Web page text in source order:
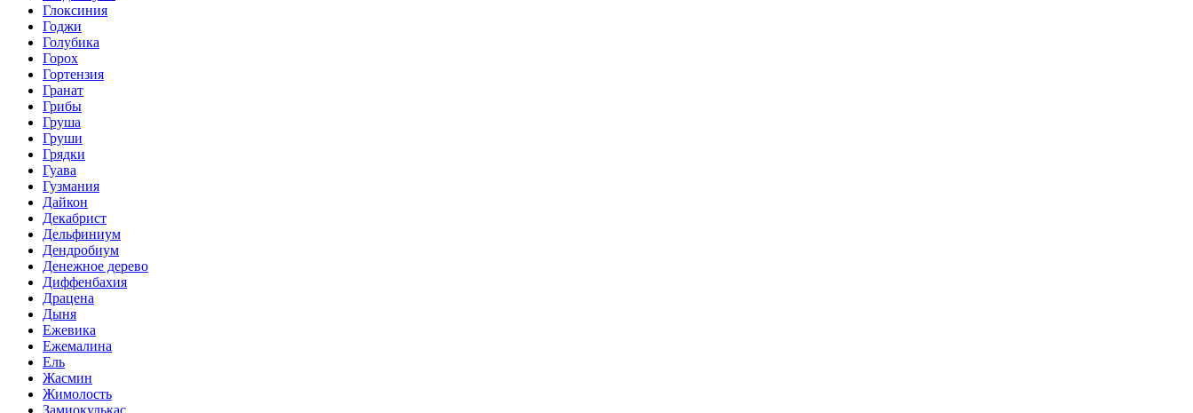
Глоксиния
Годжи
Голубика
Горох
Гортензия
Гранат
Грибы
Груша
Груши
Грядки
Гуава
Гузмания
Дайкон
Декабрист
Дельфиниум
Дендробиум
Денежное дерево
Диффенбахия
Драцена
Дыня
Ежевика
Ежемалина
Ель
Жасмин
Жимолость
Замиокулькас